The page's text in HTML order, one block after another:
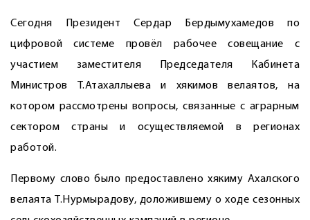
Сегодня Президент Сердар Бердымухамедов по
цифровой системе провёл рабочее совещание с
участием заместителя Председателя Кабинета
Министров Т.Атахаллыева и хякимов велаятов, на
котором рассмотрены вопросы, связанные с аграрным
сектором страны и осуществ­ляемой в регионах
работой.
Первому слово было предоставлено хякиму Ахалского
велаята Т.Нурмырадову, доложившему о ходе сезонных